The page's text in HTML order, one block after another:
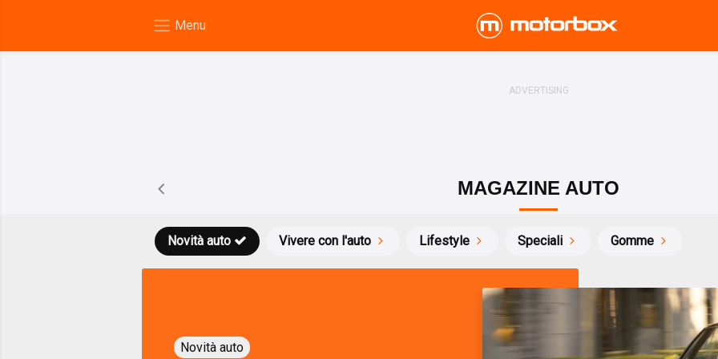
MAGAZINE AUTO
Novità auto Vivere con l'auto Lifestyle Speciali Gomme
Novità auto